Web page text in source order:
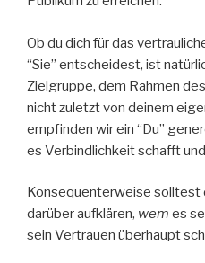
Ob du dich für das
“Sie” entscheidest, ist
Zielgruppe, dem Rahmen
nicht zuletzt von deinem
empfinden wir ein “Du”
es Verbindlichkeit schafft
Konsequenterweise solltest
darüber aufklären, wem es
sein Vertrauen überhaupt